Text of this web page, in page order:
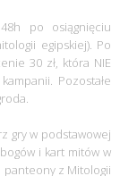
po osiągnięciu
egipskiej). Po
30 zł, która NIE
Pozostałe
gry w podstawowej
i kart mitów w
panteony z Mitologii